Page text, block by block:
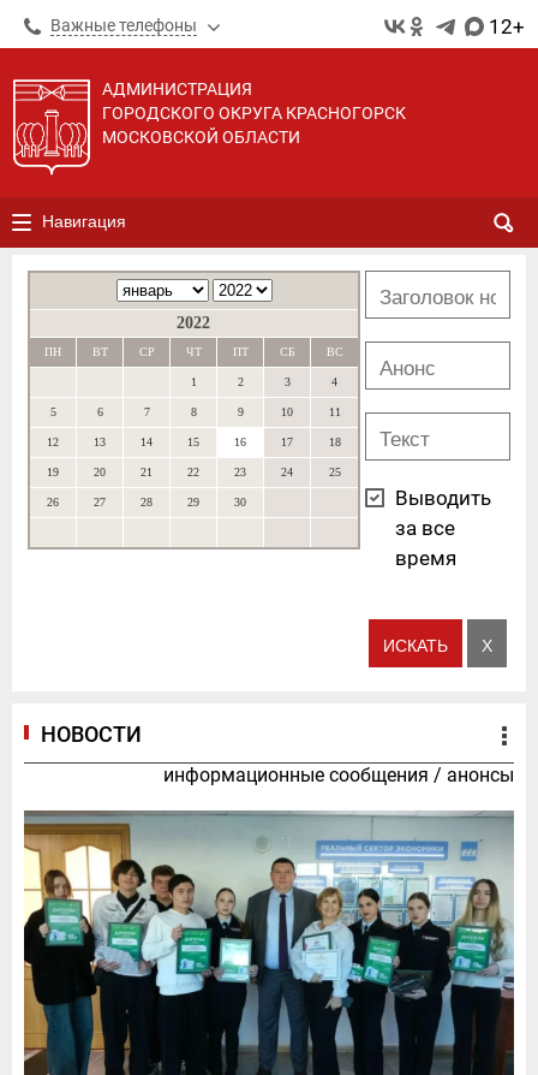
Важные телефоны 12+
АДМИНИСТРАЦИЯ
ГОРОДСКОГО ОКРУГА КРАСНОГОРСК
МОСКОВСКОЙ ОБЛАСТИ
Навигация
2022
ПН ВТ СР ЧТ ПТ СБ ВС
1 2 3 4
5 6 7 8 9 10 11
12 13 14 15 16 17 18
19 20 21 22 23 24 25
26 27 28 29 30
Выводить
за все
время
НОВОСТИ
информационные сообщения / анонсы